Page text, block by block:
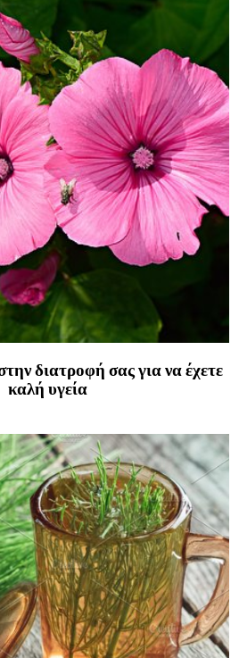
διατροφή σας για να έχετε
καλή υγεία